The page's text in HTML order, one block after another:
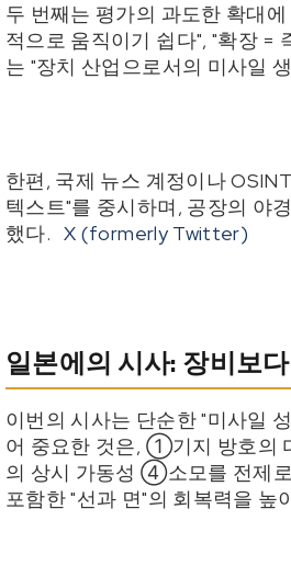
두 번째는 평가의 과도한 확대
적으로 움직이기 쉽다", "확장 =
는 "장치 산업으로서의 미사일
한편, 국제 뉴스 계정이나
텍스트"를 중시하며, 공장의 야
했다. X (formerly Twitter)
일본에의 시사: 장비보
이번의 시사는 단순한 "미사일
어 중요한 것은, ①기지 방호의
의 상시 가동성 ④소모를 전제로
포함한 "선과 면"의 회복력을 높